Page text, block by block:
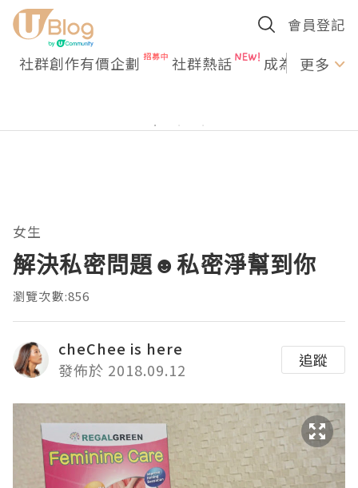
會員登記
社群創作有價企劃 社群熱話 成為U更多
女生
解決私密問題☻私密淨幫到你
瀏覽次數:856
cheChee is here
發佈於 2018.09.12
追蹤